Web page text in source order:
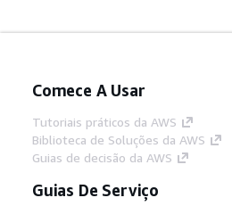
Comece A Usar
Tutoriais práticos da AWS
Biblioteca de Soluções da AWS
Guias de decisão da AWS
Guias De Serviço